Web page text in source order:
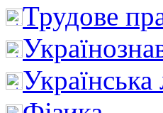
Трудове
Українська